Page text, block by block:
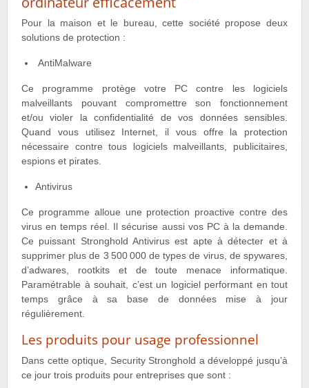
Pour la maison et le bureau, cette société propose deux
solutions de protection :
AntiMalware
Ce programme protège votre PC contre les logiciels
malveillants pouvant compromettre son fonctionnement
et/ou violer la confidentialité de vos données sensibles.
Quand vous utilisez Internet, il vous offre la protection
nécessaire contre tous logiciels malveillants, publicitaires,
espions et pirates.
Antivirus
Ce programme alloue une protection proactive contre des
virus en temps réel. Il sécurise aussi vos PC à la demande.
Ce puissant Stronghold Antivirus est apte à détecter et à
supprimer plus de 3 500 000 de types de virus, de spywares,
d’adwares, rootkits et de toute menace informatique.
Paramétrable à souhait, c’est un logiciel performant en tout
temps grâce à sa base de données mise à jour
régulièrement.
Les produits pour usage professionnel
Dans cette optique, Security Stronghold a développé jusqu’à
ce jour trois produits pour entreprises que sont :